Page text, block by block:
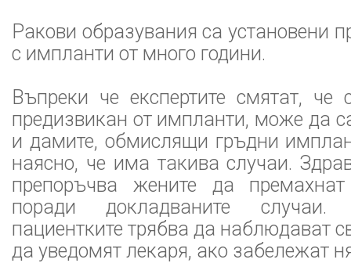
Ракови образувания са установени
с импланти от много години.
Въпреки че експертите смятат, че
предизвикан от импланти, може да
и дамите, обмислящи гръдни
наясно, че има такива случаи.
препоръчва жените да
поради докладваните
пациентките трябва да наблюдават
да уведомят лекаря, ако забележат